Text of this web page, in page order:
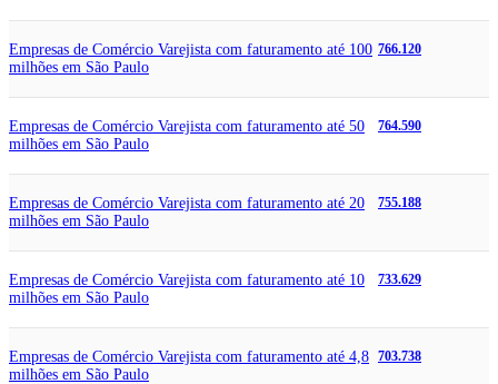
Empresas de Comércio Varejista com faturamento até 100
milhões em São Paulo
766.120
Empresas de Comércio Varejista com faturamento até 50
milhões em São Paulo
764.590
Empresas de Comércio Varejista com faturamento até 20
milhões em São Paulo
755.188
Empresas de Comércio Varejista com faturamento até 10
milhões em São Paulo
733.629
Empresas de Comércio Varejista com faturamento até 4,8
milhões em São Paulo
703.738